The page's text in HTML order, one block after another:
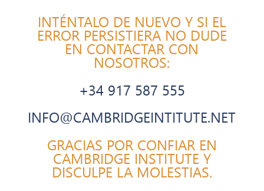
INTÉNTALO DE NUEVO Y SI EL
ERROR PERSISTIERA NO DUDE
EN CONTACTAR CON
NOSOTROS:
+34 917 587 555
INFO@CAMBRIDGEINTITUTE.NET
GRACIAS POR CONFIAR EN
CAMBRIDGE INSTITUTE Y
DISCULPE LA MOLESTIAS.